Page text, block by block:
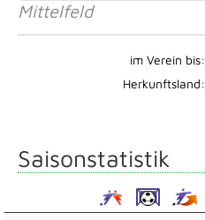
Mittelfeld
im Verein bis:
Herkunftsland:
Saisonstatistik